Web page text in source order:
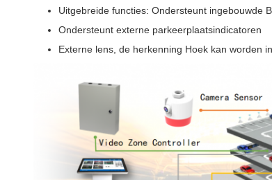
Uitgebreide functies: Ondersteunt ingebouwde
Ondersteunt externe parkeerplaatsindicatoren
Externe lens, de herkenning Hoek kan worden